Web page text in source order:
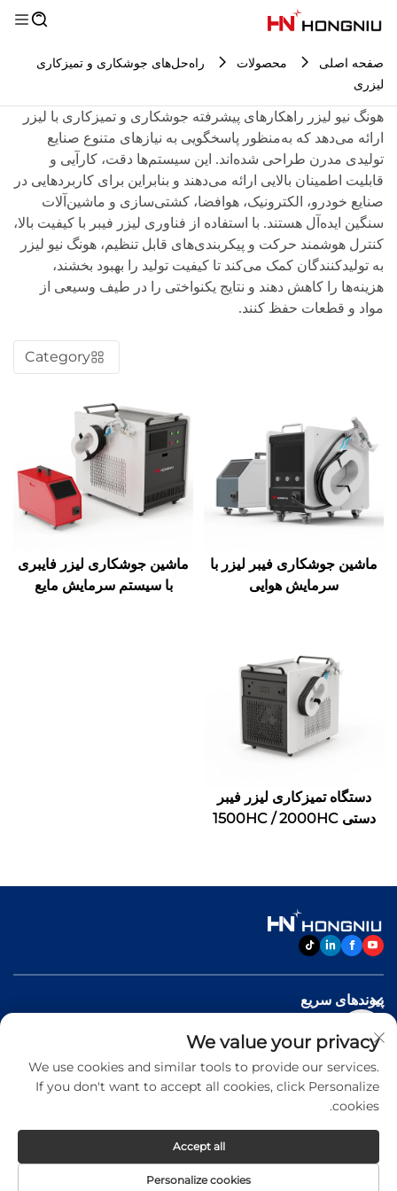
صفحه اصلی محصولات
راه‌حل‌های جوشکاری و تمیزکاری
لیزری
هونگ نیو لیزر راهکارهای پیشرفته جوشکاری و تمیزکاری با لیزر
ارائه می‌دهد که به‌منظور پاسخگویی به نیازهای متنوع صنایع
تولیدی مدرن طراحی شده‌اند. این سیستم‌ها دقت، کارآیی و
قابلیت اطمینان بالایی ارائه می‌دهند و بنابراین برای کاربردهایی در
صنایع خودرو، الکترونیک، هوافضا، کشتی‌سازی و ماشین‌آلات
سنگین ایده‌آل هستند. با استفاده از فناوری لیزر فیبر با کیفیت بالا،
کنترل هوشمند حرکت و پیکربندی‌های قابل تنظیم، هونگ نیو لیزر
به تولیدکنندگان کمک می‌کند تا کیفیت تولید را بهبود بخشند،
هزینه‌ها را کاهش دهند و نتایج یکنواختی را در طیف وسیعی از
مواد و قطعات حفظ کنند.
Category
ماشین جوشکاری فیبر لیزر با
سرمایش هوایی
ماشین جوشکاری لیزر فایبری
با سیستم سرمایش مایع
دستگاه تمیزکاری لیزر فیبر
دستی 1500HC / 2000HC
پیوندهای سریع
محصولات
با ما تماس بگیرید
Copyright © 2026 Jinan Hongniu Machinery Equipment
We value your privacy
We use cookies and similar tools to provide our services.
If you don't want to accept all cookies, click Personalize
cookies.
Personalize cookies
Accept all